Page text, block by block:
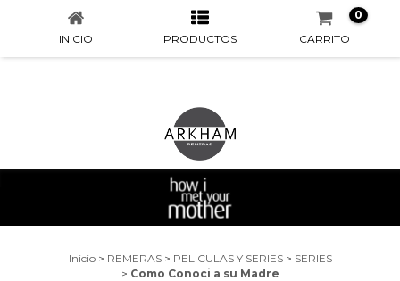
INICIO PRODUCTOS CARRITO
0
Inicio > REMERAS > PELICULAS Y SERIES > SERIES
> Como Conoci a su Madre